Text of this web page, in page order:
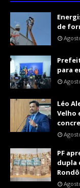
de
para
Léo
Velho
PF
dupla